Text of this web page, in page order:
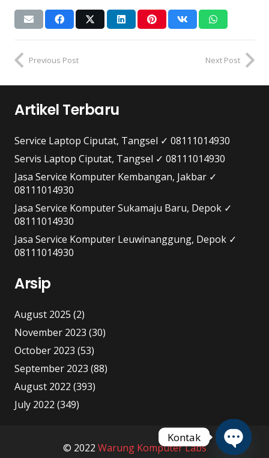
Previous Post Next Post
Artikel Terbaru
Service Laptop Ciputat, Tangsel ✓ 08111014930
Servis Laptop Ciputat, Tangsel ✓ 08111014930
Jasa Service Komputer Kembangan, Jakbar ✓
08111014930
Jasa Service Komputer Sukamaju Baru, Depok ✓
08111014930
Jasa Service Komputer Leuwinanggung, Depok ✓
08111014930
Arsip
August 2025 (2)
November 2023 (30)
October 2023 (53)
September 2023 (88)
August 2022 (393)
July 2022 (349)
© 2022 Warung Komputer Labs
Kontak